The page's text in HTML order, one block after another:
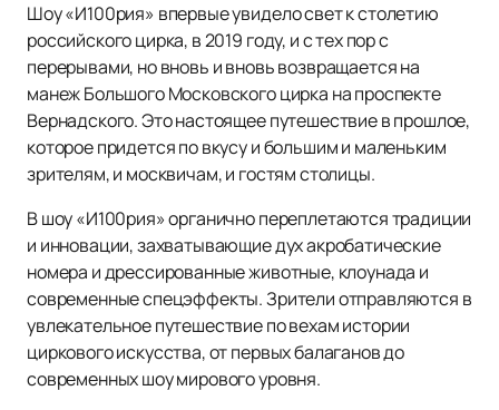
Шоу «И100рия» впервые увидело свет к столетию
российского цирка, в 2019 году, и с тех пор с
перерывами, но вновь и вновь возвращается на
манеж Большого Московского цирка на проспекте
Вернадского. Это настоящее путешествие в прошлое,
которое придется по вкусу и большим и маленьким
зрителям, и москвичам, и гостям столицы.
В шоу «И100рия» органично переплетаются традиции
и инновации, захватывающие дух акробатические
номера и дрессированные животные, клоунада и
современные спецэффекты. Зрители отправляются в
увлекательное путешествие по вехам истории
циркового искусства, от первых балаганов до
современных шоу мирового уровня.